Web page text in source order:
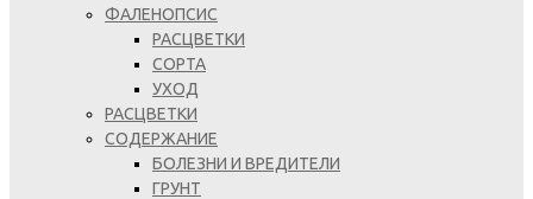
ФАЛЕНОПСИС
РАСЦВЕТКИ
СОРТА
УХОД
РАСЦВЕТКИ
СОДЕРЖАНИЕ
БОЛЕЗНИ И ВРЕДИТЕЛИ
ГРУНТ